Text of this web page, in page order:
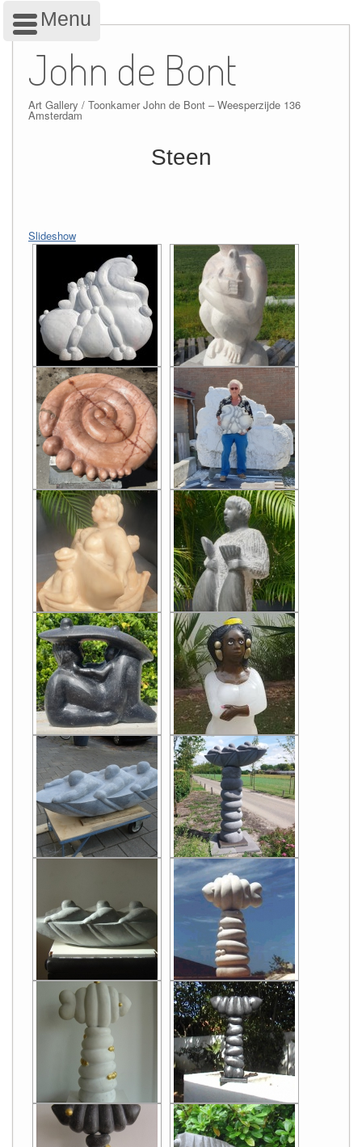
Skip
content
John de Bont
Art Gallery / Toonkamer John de Bont – Weesperzijde 136
Amsterdam
Steen
Slideshow
Menu